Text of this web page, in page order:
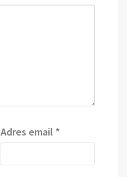
Adres email *